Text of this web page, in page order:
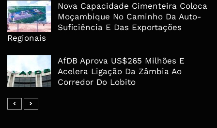
Nova Capacidade Cimenteira Coloca
Moçambique No Caminho Da Auto-
Suficiência E Das Exportações
Regionais
AfDB Aprova US$265 Milhões E
Acelera Ligação Da Zâmbia Ao
Corredor Do Lobito